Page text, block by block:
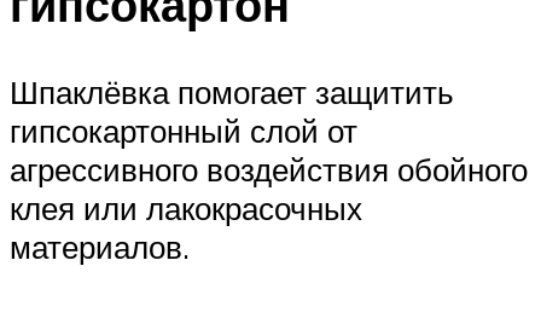
Шпаклёвка помогает защитить
гипсокартонный слой от
агрессивного воздействия обойного
клея или лакокрасочных
материалов.